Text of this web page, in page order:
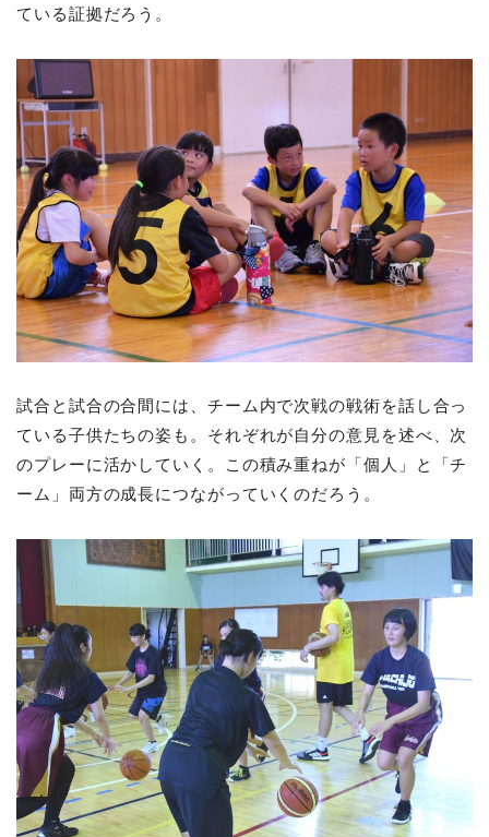
ている証拠だろう。
試合と試合の合間には、チーム内で次戦の戦術を話し合っ
ている子供たちの姿も。それぞれが自分の意見を述べ、次
のプレーに活かしていく。この積み重ねが「個人」と「チ
ーム」両方の成長につながっていくのだろう。